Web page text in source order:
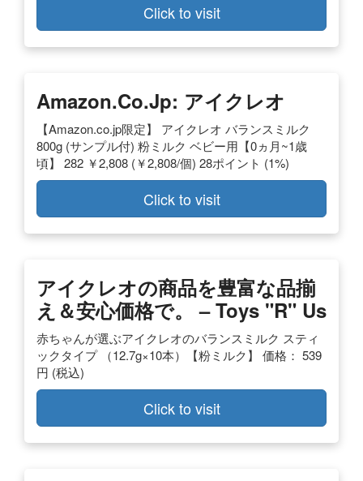
Click to visit
Amazon.co.jp: アイクレオ
【Amazon.co.jp限定】 アイクレオ バランスミルク
800g (サンプル付) 粉ミルク ベビー用【0ヵ月~1歳
頃】 282 ￥2,808 (￥2,808/個) 28ポイント (1%)
Click to visit
アイクレオの商品を豊富な品揃
え＆安心価格で。 – Toys "R" Us
赤ちゃんが選ぶアイクレオのバランスミルク スティ
ックタイプ （12.7g×10本）【粉ミルク】 価格： 539
円 (税込)
Click to visit